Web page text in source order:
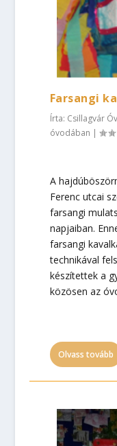
Farsangi
Írta: Csillagvár
óvodában |
A
Ferenc utcai
farsangi
napjaiban.
farsangi
technikával
készítettek a
közösen az
Olvass tovább